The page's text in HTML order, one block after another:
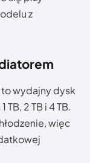
z
to wydajny dysk
2 TB i 4 TB.
więc